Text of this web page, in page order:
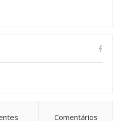
Comentários